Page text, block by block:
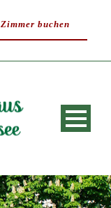
Zimmer buchen